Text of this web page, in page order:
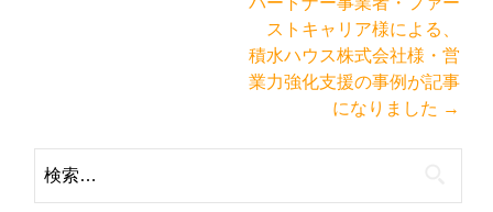
シ
ョ
ストキャリア様による、
積水ハウス株式会社様・営
業力強化支援の事例が記事
になりました →
索: